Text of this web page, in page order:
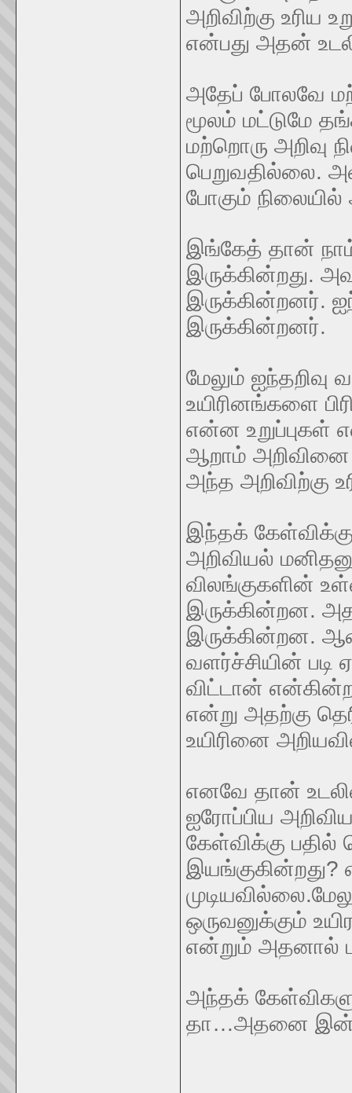
அறிவிற்கு உரிய
என்பது அதன்
அதேப் போலவே
மூலம் மட்டுமே
மற்றொரு அறிவு
பெறுவதில்லை.
போகும்
இங்கேத் தான்
இருக்கின்றது.
இருக்கின்றனர்.
இருக்கின்றனர்.
மேலும் ஐந்தறிவு
உயிரினங்களை
என்ன உறுப்புகள்
ஆறாம்
அந்த அறிவிற்கு
இந்தக்
அறிவியல்
விலங்குகளின்
இருக்கின்றன.
இருக்கின்றன.
வளர்ச்சியின் படி
விட்டான்
என்று அதற்கு
உயிரினை
எனவே தான்
ஐரோப்பிய
கேள்விக்கு
ஒருவனுக்கும்
என்றும் அதனால்
அந்தக்
தா…அதனை